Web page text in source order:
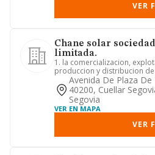
VER
Chane solar sociedad
limitada.
1. la comercializacion,
produccion y distribucion
en general, cualquiera qu...
Avenida De Plaza
40200, Cuellar
Segovia
VER EN MAPA
VER